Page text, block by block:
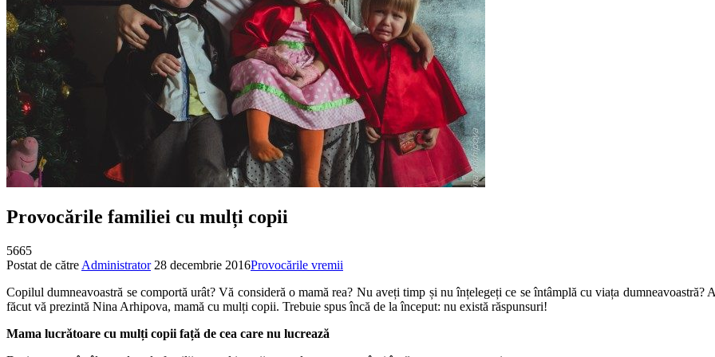
Provocările familiei cu mulți copii
5665
Postat de către Administrator 28 decembrie 2016Provocările vremii
Copilul dumneavoastră se comportă urât? Vă consideră o mamă rea? Nu aveți timp și nu înțelegeți ce se întâmplă cu viața dumneavoastră?
făcut vă prezintă Nina Arhipova, mamă cu mulți copii. Trebuie spus încă de la început: nu există răspunsuri!
Mama lucrătoare cu mulți copii față de cea care nu lucrează